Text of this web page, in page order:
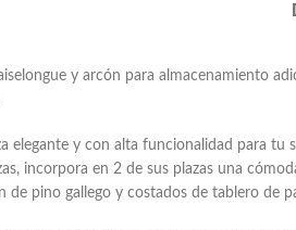
y arcón para almacenamiento
elegante y con alta funcionalidad para
incorpora en 2 de sus plazas una
de pino gallego y costados de tablero de